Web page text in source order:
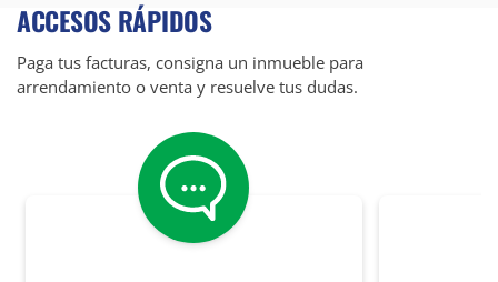
ACCESOS RÁPIDOS
Paga tus facturas, consigna un inmueble para
arrendamiento o venta y resuelve tus dudas.